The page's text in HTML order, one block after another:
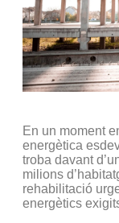
En un moment
energètica
troba davant
milions
rehabilitació
energètics